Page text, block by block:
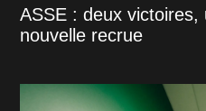
ASSE : deux
nouvelle recrue